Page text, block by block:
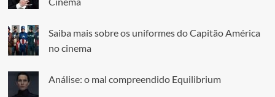
Saiba mais sobre os uniformes do Capitão América
no cinema
Análise: o mal compreendido Equilibrium